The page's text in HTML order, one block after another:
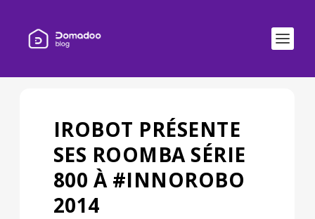
IROBOT PRÉSENTE
SES ROOMBA SÉRIE
800 À #INNOROBO
2014